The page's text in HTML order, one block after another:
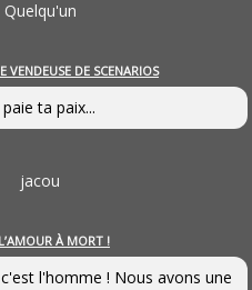
Quelqu'un
VENDEUSE DE SCENARIOS
paie ta paix...
jacou
L’AMOUR À MORT !
l'homme ! Nous avons une